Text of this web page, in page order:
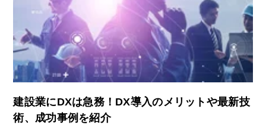
建設業にDXは急務！DX導入のメリットや最新技
術、成功事例を紹介